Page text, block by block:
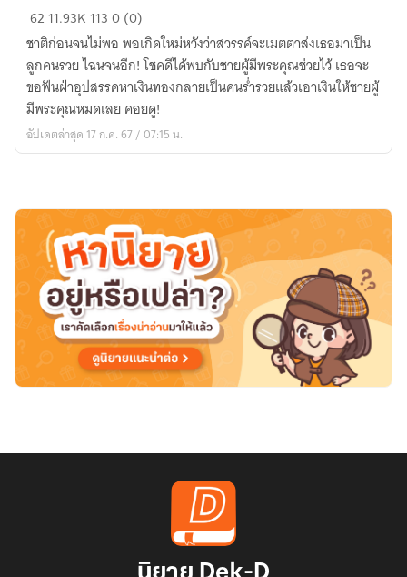
ขา
ทองคำ
เช่น
ข้า
ขอ
รัก
แค่
62 11.93K 1130 (0)
ชาติก่อนจนไม่พอ พอเกิดใหม่หวังว่าสวรรค์จะเมตตาส่งเธอมาเป็น
ลูกคนรวย ไฉนจนอีก! โชคดีได้พบกับชายผู้มีพระคุณช่วยไว้ เธอจะ
ขอฟันฝ่าอุปสรรคหาเงินทองกลายเป็นคนร่ำรวยแล้วเอาเงินให้ชายผู้
มีพระคุณหมดเลย คอยดู!
อัปเดตล่าสุด 17 ก.ค. 67 / 07:15 น.